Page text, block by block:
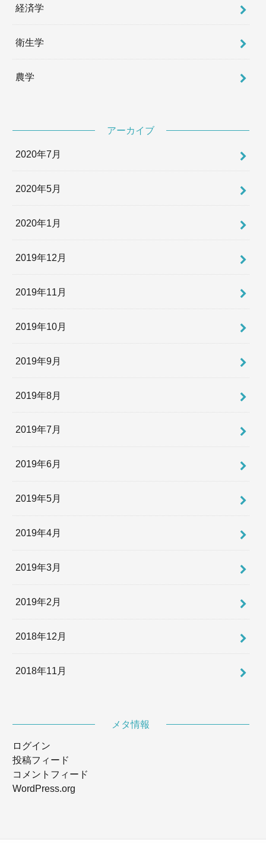
経済学
衛生学
農学
アーカイブ
2020年7月
2020年5月
2020年1月
2019年12月
2019年11月
2019年10月
2019年9月
2019年8月
2019年7月
2019年6月
2019年5月
2019年4月
2019年3月
2019年2月
2018年12月
2018年11月
メタ情報
ログイン
投稿フィード
コメントフィード
WordPress.org